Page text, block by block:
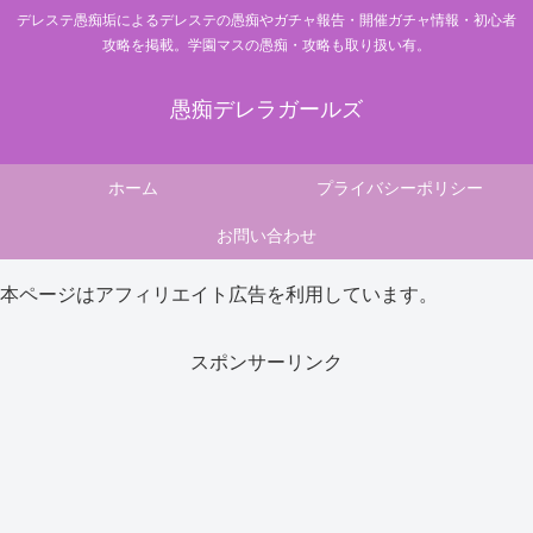
デレステ愚痴垢によるデレステの愚痴やガチャ報告・開催ガチャ情報・初心者
攻略を掲載。学園マスの愚痴・攻略も取り扱い有。
愚痴デレラガールズ
ホーム プライバシーポリシー
お問い合わせ
本ページはアフィリエイト広告を利用しています。
スポンサーリンク